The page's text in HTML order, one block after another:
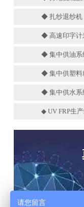
◆ 扎纱退纱机
◆ 高速印字计
◆ 集中供油系
◆ 集中供塑料
◆ 集中供水系
◆ UV FRP生
请您留言